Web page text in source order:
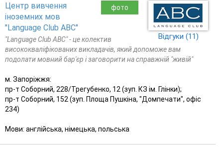
Відгуки (11)
фото
Центр вивчення
іноземних мов
"Language Club ABC"
"Language Club ABC" - це колектив
висококваліфікованих викладачів, який допоможе вам
подолати мовний бар'єр і заговорити на справжній "живій"
м. Запоріжжя:
пр-т Соборний, 228/Трегубенко, 12 (зуп. КЗ ім. Глінки);
пр-т Соборний, 152 (зуп. Площа Пушкіна, "Домпечати", офіс
234)
Мови: англійська, німецька, польська